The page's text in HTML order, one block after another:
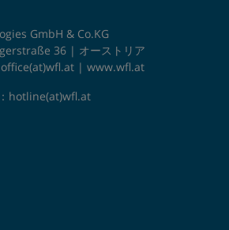
GmbH & Co.KG
36 | オーストリア
office(at)wfl.at | www.wfl.at
hotline(at)wfl.at